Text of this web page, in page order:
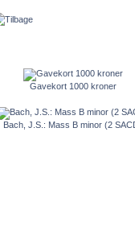
Gavekort 1000 kroner
Bach, J.S.: Mass B minor (2